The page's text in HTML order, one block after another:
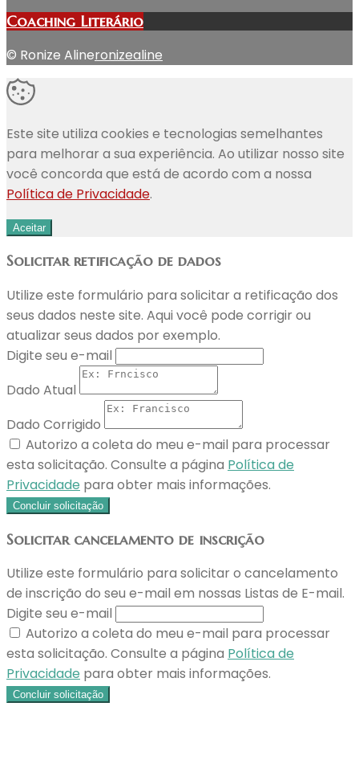
Coaching Literário
© Ronize Alineronizealine
Este site utiliza cookies e tecnologias semelhantes
para melhorar a sua experiência. Ao utilizar nosso site
você concorda que está de acordo com a nossa
Política de Privacidade.
Aceitar
Solicitar retificação de dados
Utilize este formulário para solicitar a retificação dos
seus dados neste site. Aqui você pode corrigir ou
atualizar seus dados por exemplo.
Digite seu e-mail
Dado Atual
Dado Corrigido
Autorizo a coleta do meu e-mail para processar
esta solicitação. Consulte a página Política de
Privacidade para obter mais informações.
Concluir solicitação
Solicitar cancelamento de inscrição
Utilize este formulário para solicitar o cancelamento
de inscrição do seu e-mail em nossas Listas de E-mail.
Digite seu e-mail
Autorizo a coleta do meu e-mail para processar
esta solicitação. Consulte a página Política de
Privacidade para obter mais informações.
Concluir solicitação